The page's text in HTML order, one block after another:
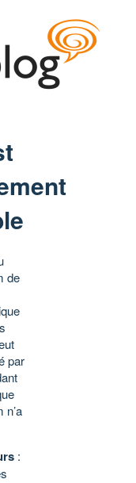
de
par
n’a
: